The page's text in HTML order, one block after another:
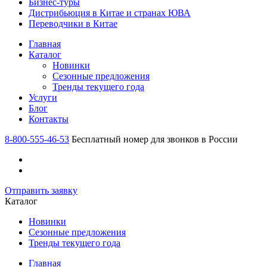
Бизнес-туры
Дистрибьюция в Китае и странах ЮВА
Переводчики в Китае
Главная
Каталог
Новинки
Сезонные предложения
Тренды текущего года
Услуги
Блог
Контакты
8-800-555-46-53 Бесплатный номер для звонков в России
Отправить заявку
Каталог
Новинки
Сезонные предложения
Тренды текущего года
Главная